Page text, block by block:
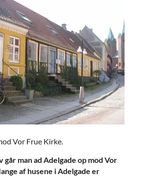
Vor Frue Kirke.
går man ad Adelgade op mod Vor
af husene i Adelgade er